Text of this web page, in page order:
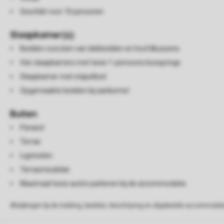
Geschikt voor 10 personen
Slaapkamer(s)
Bedden voorzien van dekbedden en hoofdkussens
Vier slaapkamers met twee 1-persoons boxsprings
Slaapkamer met stapelbed
Opgemaakte bedden bij aankomst
Buiten
Parasol
Terras
Ligstoelen
Terrasmeubilair
Maximaal twee auto's parkeren bij de accommodatie